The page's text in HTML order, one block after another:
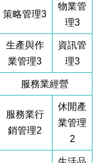
策略管理3
物業管
理3
生產與作
業管理3
資訊管
理3
服務業經營
服務業行
銷管理2
休閒產
業管理
2